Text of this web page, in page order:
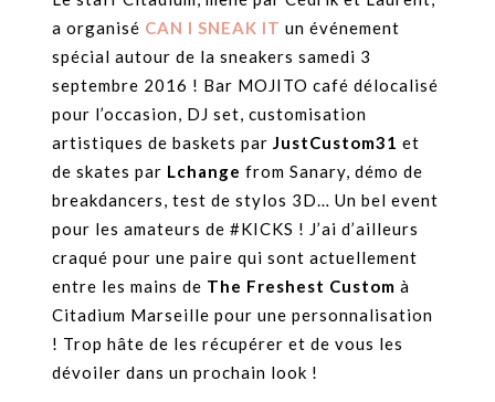
a organisé CAN I SNEAK IT un événement
spécial autour de la sneakers samedi 3
septembre 2016 ! Bar MOJITO café délocalisé
pour l’occasion, DJ set, customisation
artistiques de baskets par JustCustom31 et
de skates par Lchange from Sanary, démo de
breakdancers, test de stylos 3D… Un bel event
pour les amateurs de #KICKS ! J’ai d’ailleurs
craqué pour une paire qui sont actuellement
entre les mains de The Freshest Custom à
Citadium Marseille pour une personnalisation
! Trop hâte de les récupérer et de vous les
dévoiler dans un prochain look !